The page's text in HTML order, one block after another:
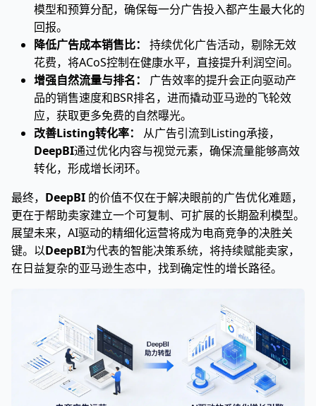
模型和预算分配，确保每一分广告投入都产生最大化的
回报。
降低广告成本销售比：
持续优化广告活动，剔除无效
花费，将ACoS控制在健康水平，直接提升利润空间。
增强自然流量与排名：
广告效率的提升会正向驱动产
品的销售速度和BSR排名，进而撬动亚马逊的飞轮效
应，获取更多免费的自然曝光。
改善Listing转化率：
从广告引流到Listing承接，
DeepBI通过优化内容与视觉元素，确保流量能够高效
转化，形成增长闭环。
最终， DeepBI 的价值不仅在于解决眼前的广告优化难题，
更在于帮助卖家建立一个可复制、可扩展的长期盈利模型。
展望未来，AI驱动的精细化运营将成为电商竞争的决胜关
键。以DeepBI为代表的智能决策系统，将持续赋能卖家，
在日益复杂的亚马逊生态中，找到确定性的增长路径。